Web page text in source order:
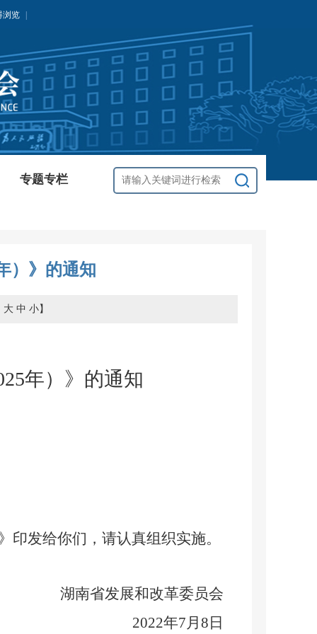
浏览
专题专栏
）》的通知
大 中 小】
年）》 的通知
印发给你们，请认真组织实施。
湖南省发展和改革委员会
2022年7月 8 日